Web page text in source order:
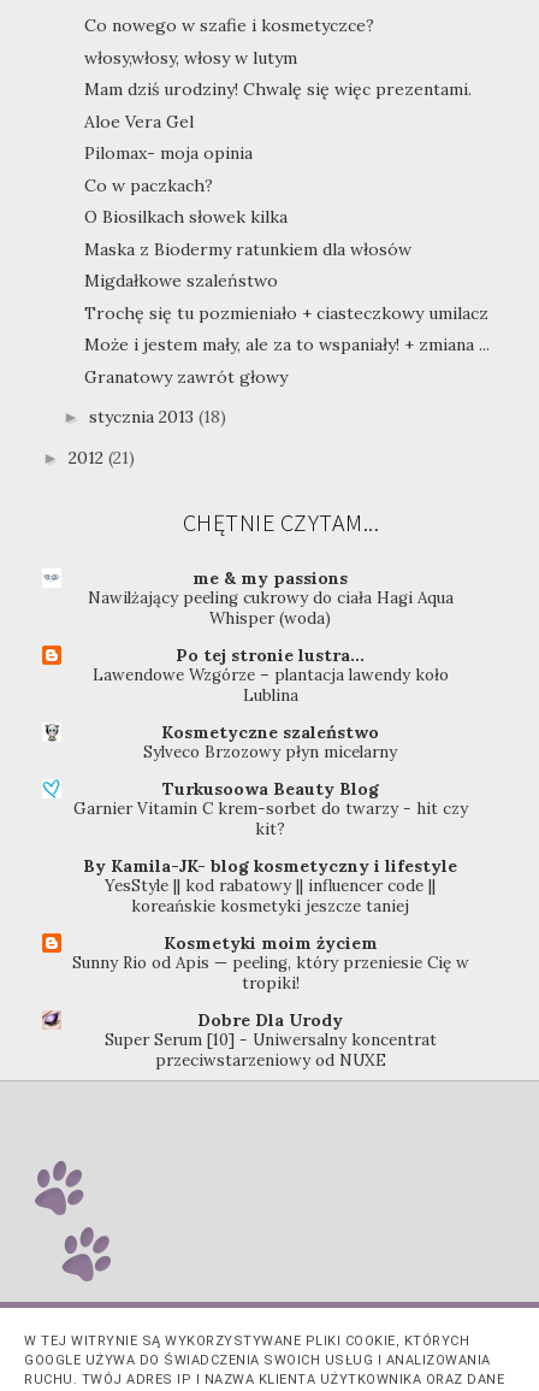
Co nowego w szafie i kosmetyczce?
włosy,włosy, włosy w lutym
Mam dziś urodziny! Chwalę się więc prezentami.
Aloe Vera Gel
Pilomax- moja opinia
Co w paczkach?
O Biosilkach słowek kilka
Maska z Biodermy ratunkiem dla włosów
Migdałkowe szaleństwo
Trochę się tu pozmieniało + ciasteczkowy umilacz
Może i jestem mały, ale za to wspaniały! + zmiana ...
Granatowy zawrót głowy
► stycznia 2013 (18)
► 2012 (21)
CHĘTNIE CZYTAM...
me & my passions
Nawilżający peeling cukrowy do ciała Hagi Aqua
Whisper (woda)
Po tej stronie lustra...
Lawendowe Wzgórze – plantacja lawendy koło
Lublina
Kosmetyczne szaleństwo
Sylveco Brzozowy płyn micelarny
Turkusoowa Beauty Blog
Garnier Vitamin C krem-sorbet do twarzy - hit czy
kit?
By Kamila-JK- blog kosmetyczny i lifestyle
YesStyle || kod rabatowy || influencer code ||
koreańskie kosmetyki jeszcze taniej
Kosmetyki moim życiem
Sunny Rio od Apis — peeling, który przeniesie Cię w
tropiki!
Dobre Dla Urody
Super Serum [10] - Uniwersalny koncentrat
przeciwstarzeniowy od NUXE
W TEJ WITRYNIE SĄ WYKORZYSTYWANE PLIKI COOKIE, KTÓRYCH
GOOGLE UŻYWA DO ŚWIADCZENIA SWOICH USŁUG I ANALIZOWANIA
RUCHU. TWÓJ ADRES IP I NAZWA KLIENTA UŻYTKOWNIKA ORAZ DANE